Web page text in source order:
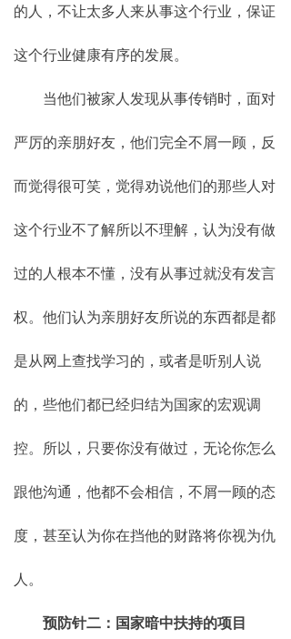
的人，不让太多人来从事这个行业，保证
这个行业健康有序的发展。
当他们被家人发现从事传销时，面对
严厉的亲朋好友，他们完全不屑一顾，反
而觉得很可笑，觉得劝说他们的那些人对
这个行业不了解所以不理解，认为没有做
过的人根本不懂，没有从事过就没有发言
权。他们认为亲朋好友所说的东西都是都
是从网上查找学习的，或者是听别人说
的，些他们都已经归结为国家的宏观调
控。所以，只要你没有做过，无论你怎么
跟他沟通，他都不会相信，不屑一顾的态
度，甚至认为你在挡他的财路将你视为仇
人。
预防针二：国家暗中扶持的项目